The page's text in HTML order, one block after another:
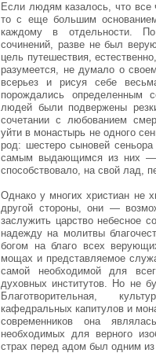
Если людям казалось, что все
то с еще большим
каждому в отдельности.
сочинений, разве не был
цель путешествия,
разумеется, не думало о
всерьез и рисуя себе
порождались определенным
людей были подвержены
сочетании с любованием
уйти в монастырь не одного
род: шестеро сыновей
самым выдающимся из них —
способствовало, на свой лад,
Однако у многих христиан не
другой стороны, они —
заслужить царство небесное
надежду на молитвы
богом на благо всех
мощах и представляемое
самой необходимой для
духовных институтов. Но не
Благотворительная,
кафедральных капитулов и
современников она
необходимых для верного
страх перед адом был одним